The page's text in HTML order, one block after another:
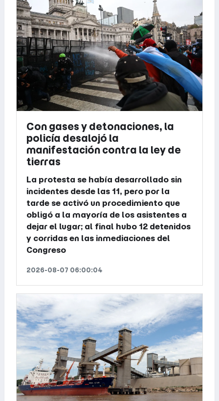
Con gases y detonaciones, la
policía desalojó la
manifestación contra la ley de
tierras
La protesta se había desarrollado sin
incidentes desde las 11, pero por la
tarde se activó un procedimiento que
obligó a la mayoría de los asistentes a
dejar el lugar; al final hubo 12 detenidos
y corridas en las inmediaciones del
Congreso
2026-08-07 06:00:04